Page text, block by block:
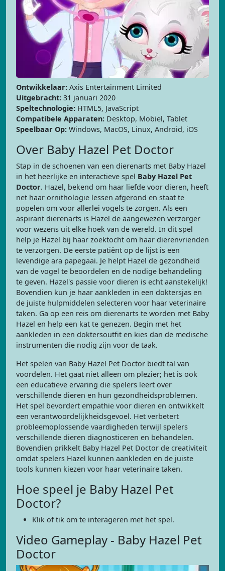
Ontwikkelaar: Axis Entertainment Limited
Uitgebracht: 31 januari 2020
Speltechnologie: HTML5, JavaScript
Compatibele Apparaten: Desktop, Mobiel, Tablet
Speelbaar Op: Windows, MacOS, Linux, Android, iOS
Over Baby Hazel Pet Doctor
Stap in de schoenen van een dierenarts met Baby Hazel
in het heerlijke en interactieve spel Baby Hazel Pet
Doctor. Hazel, bekend om haar liefde voor dieren, heeft
net haar ornithologie lessen afgerond en staat te
popelen om voor allerlei vogels te zorgen. Als een
aspirant dierenarts is Hazel de aangewezen verzorger
voor wezens uit elke hoek van de wereld. In dit spel
help je Hazel bij haar zoektocht om haar dierenvrienden
te verzorgen. De eerste patiënt op de lijst is een
levendige ara papegaai. Je helpt Hazel de gezondheid
van de vogel te beoordelen en de nodige behandeling
te geven. Hazel's passie voor dieren is echt aanstekelijk!
Bovendien kun je haar aankleden in een doktersjas en
de juiste hulpmiddelen selecteren voor haar veterinaire
taken. Ga op een reis om dierenarts te worden met Baby
Hazel en help een kat te genezen. Begin met het
aankleden in een doktersoutfit en kies dan de medische
instrumenten die nodig zijn voor de taak.
Het spelen van Baby Hazel Pet Doctor biedt tal van
voordelen. Het gaat niet alleen om plezier; het is ook
een educatieve ervaring die spelers leert over
verschillende dieren en hun gezondheidsproblemen.
Het spel bevordert empathie voor dieren en ontwikkelt
een verantwoordelijkheidsgevoel. Het verbetert
probleemoplossende vaardigheden terwijl spelers
verschillende dieren diagnosticeren en behandelen.
Bovendien prikkelt Baby Hazel Pet Doctor de creativiteit
omdat spelers Hazel kunnen aankleden en de juiste
tools kunnen kiezen voor haar veterinaire taken.
Hoe speel je Baby Hazel Pet
Doctor?
Klik of tik om te interageren met het spel.
Video Gameplay - Baby Hazel Pet
Doctor